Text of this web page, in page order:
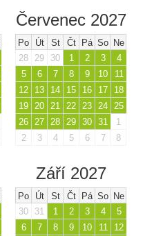
Červenec 2027
Po Út St Čt Pá So Ne
28
29 30 1 2 3
4
5
6 7 8 9 10
11
12
13 14 15 16 17
18
19
20 21 22 23 24
25
26
27 28 29 30 31
1
2
3 4 5 6 7 8
Září 2027
Po Út St Čt Pá So Ne
30
31 1 2 3 4
5
6
7 8 9 10 11
12